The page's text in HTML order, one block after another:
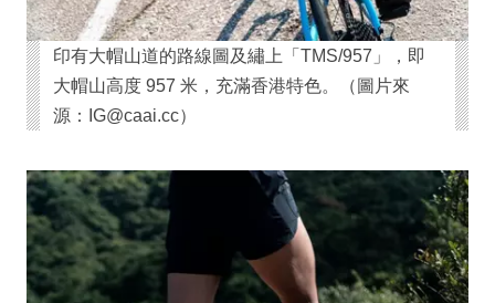
印有大帽山道的路線圖及繡上「TMS/957」，即
大帽山高度 957 米，充滿香港特色。（圖片來
源：IG@caai.cc）